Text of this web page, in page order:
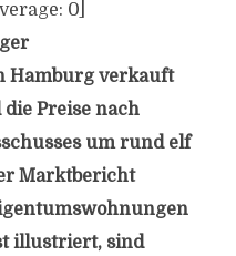
0]
Hamburg verkauft
Preise nach
um rund elf
Marktbericht
illustriert, sind